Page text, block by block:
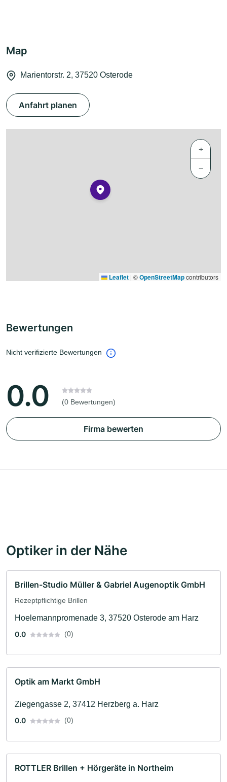
Map
Marientorstr. 2, 37520 Osterode
Anfahrt planen
+
−
Leaflet | ©OpenStreetMapcontributors
Bewertungen
Nicht verifizierte Bewertungen
0.0 (0 Bewertungen)
Firma bewerten
Optiker in der Nähe
Brillen-Studio Müller & Gabriel Augenoptik GmbH
Rezeptpflichtige Brillen
Hoelemannpromenade 3, 37520 Osterode am Harz
0.0
(0)
Optik am Markt GmbH
Ziegengasse 2, 37412 Herzberg a. Harz
0.0
(0)
ROTTLER Brillen + Hörgeräte in Northeim